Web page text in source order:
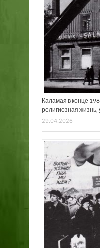
Каламая в конце
религиозная
29.04.2026